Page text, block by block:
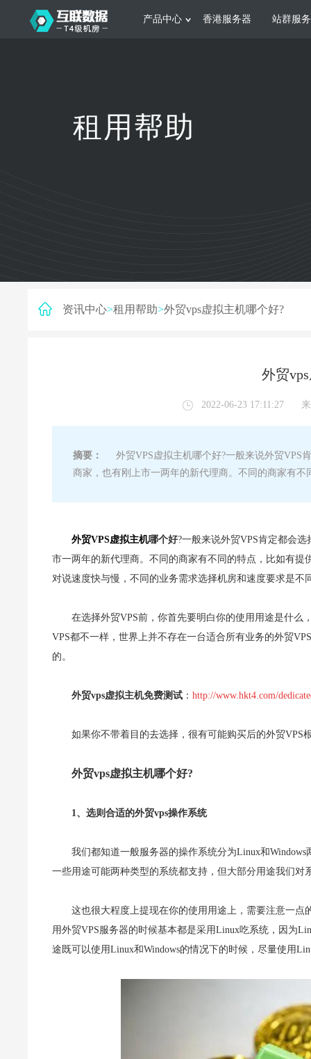
产品中心
日本服务器 新加坡服务器
香港服务器 站群服
根据不同规模的网站提供可定制化的架
构和 一站式协助租用帮助
资讯中心>租用帮助>外贸vps虚拟主机哪个好?
外贸
2022-06-23 17:11:27
摘要：
外贸VPS虚拟主机哪个好?一般来说外贸VPS
商家，也有刚上市一两年的新代理商。不同的商家有
外贸VPS虚拟主机哪个好?一般来说外贸VPS肯定都会
市一两年的新代理商。不同的商家有不同的特点，比如有
对说速度快与慢，不同的业务需求选择机房和速度要求是不
在选择外贸VPS前，你首先要明白你的使用用途是什
VPS都不一样，世界上并不存在一台适合所有业务的外贸
的。
外贸vps虚拟主机免费测试 ： http://www.hkt4.com/
如果你不带着目的去选择，很有可能购买后的外贸VPS
外贸vps虚拟主机哪个好?
1、选则合适的外贸vps操作系统
我们都知道一般服务器的操作系统分为Linux和
一些用途可能两种类型的系统都支持，但大部分用途我们对
这也很大程度上提现在你的使用用途上，需要注意一点
用外贸VPS服务器的时候基本都是采用Linux吃系统，因为
途既可以使用Linux和Windows的情况下的时候，尽量使用